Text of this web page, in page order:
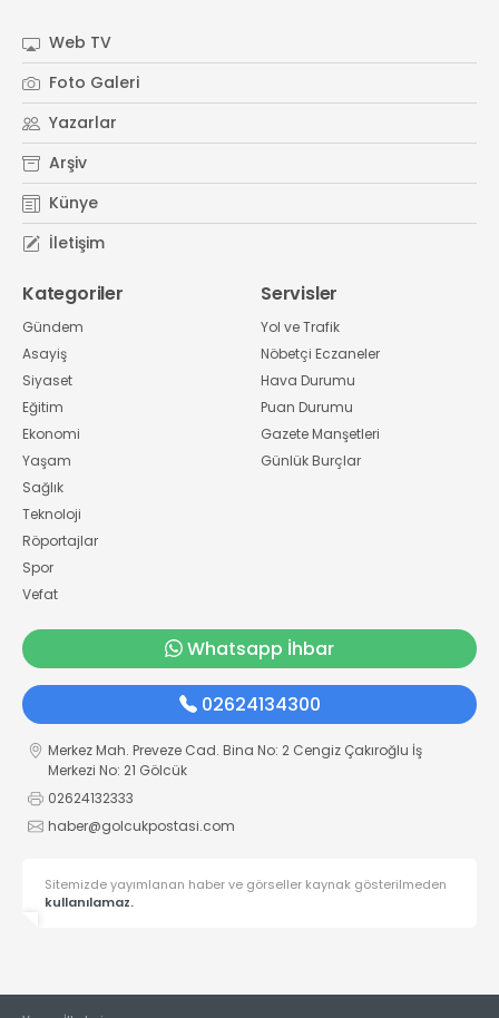
Web TV
Foto Galeri
Yazarlar
Arşiv
Künye
İletişim
Kategoriler
Gündem
Asayiş
Siyaset
Eğitim
Ekonomi
Yaşam
Sağlık
Teknoloji
Röportajlar
Spor
Vefat
Servisler
Yol ve Trafik
Nöbetçi Eczaneler
Hava Durumu
Puan Durumu
Gazete Manşetleri
Günlük Burçlar
Whatsapp İhbar
02624134300
Merkez Mah. Preveze Cad. Bina No: 2 Cengiz Çakıroğlu İş
Merkezi No: 21 Gölcük
02624132333
haber@golcukpostasi.com
Sitemizde yayımlanan haber ve görseller kaynak gösterilmeden
kullanılamaz.